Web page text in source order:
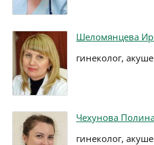
Шеломянцева
гинеколог,
Чехунова
гинеколог,